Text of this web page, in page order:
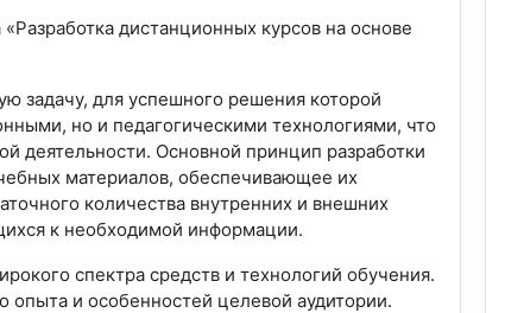
дистанционных курсов на основе
задачу, для успешного решения которой
но и педагогическими технологиями, что
деятельности. Основной принцип разработки
материалов, обеспечивающее их
количества внутренних и внешних
к необходимой информации.
спектра средств и технологий обучения.
опыта и особенностей целевой аудитории.